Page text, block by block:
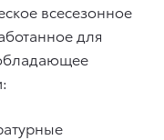
всесезонное
для